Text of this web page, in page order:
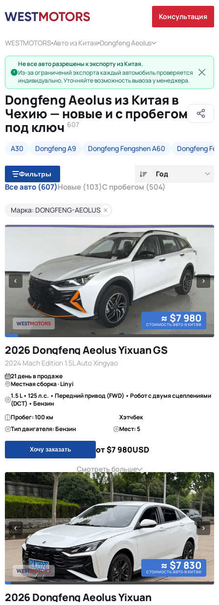
Консультация
WESTMOTORS Авто из Китая Dongfeng Aeolus
Не все авто разрешены к экспорту из Китая.
Из-за ограничений экспорта каждый автомобиль проверяется
индивидуально. Уточняйте возможность вывоза у менеджера.
Dongfeng Aeolus из Китая в
Чехию — новые и с пробегом
под ключ 607
A30 Dongfeng A9 Dongfeng Fengshen A60 Dongfeng
Фильтры Год
Все авто (607)Новые (103)С пробегом (504)
Марка: DONGFENG-AEOLUS
≈ $7 980
стоимость авто в китае
2026 Dongfeng Aeolus Yixuan GS
2024 Mach Edition 1.5L Auto Xingyao
21 день в продаже
Местная сборка · Linyi
1.5 L • 125 л.с. • Передний привод (FWD) • Робот с двумя сцеплениями
(DCT) • Бензин
Пробег: 100 км
Хэтчбек
Тип двигателя: Бензин
Мест: 5
Хочу заказать от $7 980USD
Смотреть больше
≈ $7 830
стоимость авто в китае
2026 Dongfeng Aeolus Yixuan